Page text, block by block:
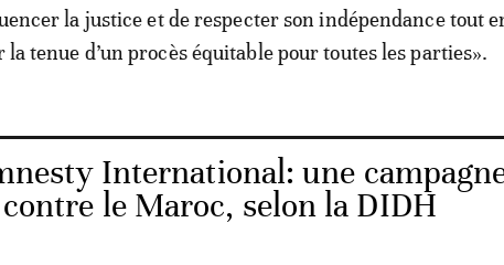
la justice et de respecter son indépendance tout
tenue d’un procès équitable pour toutes les parties».
International: une
le Maroc, selon la DIDH